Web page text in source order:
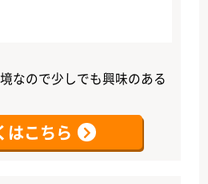
なので少しでも興味のある
はこちら